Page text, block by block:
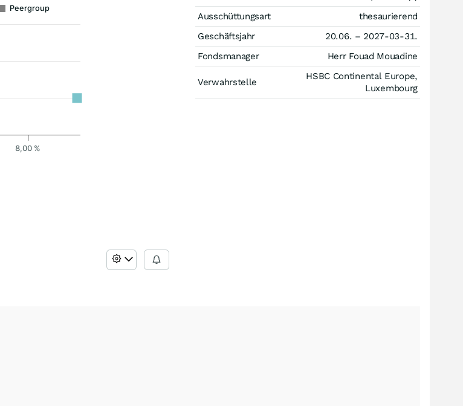
Peergroup
8,00 %
Ausschüttungsart
thesaurierend
Geschäftsjahr
20.06. – 2027-03-31.
Fondsmanager
Herr Fouad Mouadine
Verwahrstelle
HSBC Continental Europe,
Luxembourg